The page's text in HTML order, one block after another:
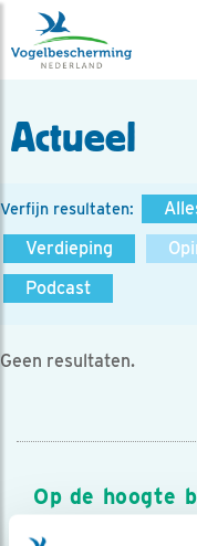
Actueel
Verfijn resultaten:
Verdieping
Podcast
Geen resultaten.
Op de hoogte
Meld je aan en